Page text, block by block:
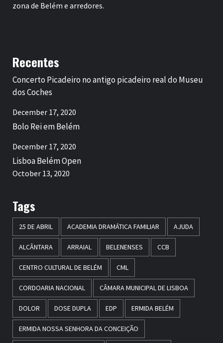
zona de Belém e arredores.
Recentes
Concerto Picadeiro no antigo picadeiro real do Museu
dos Coches
December 17, 2020
Bolo Rei em Belém
December 17, 2020
Lisboa Belém Open
October 13, 2020
Tags
25 DE ABRIL ACADEMIA DRAMÁTICA FAMILIAR AJUDA
ALCÂNTARA ARRAIAL BELENENSES CCB
CENTRO CULTURAL DE BELÉM CML
CORDOARIA NACIONAL CÂMARA MUNICIPAL DE LISBOA
DOLOR DOSE DUPLA EDP ERMIDA BELÉM
ERMIDA NOSSA SENHORA DA CONCEIÇÃO